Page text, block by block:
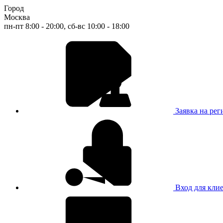
Город
Москва
пн-пт 8:00 - 20:00, сб-вс 10:00 - 18:00
Заявка на
Вход для